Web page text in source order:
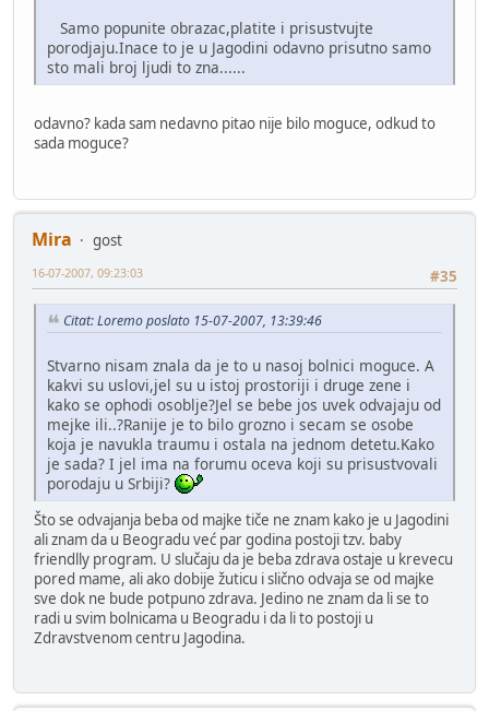
Samo popunite obrazac,platite i prisustvujte
porodjaju.Inace to je u Jagodini odavno prisutno samo
sto mali broj ljudi to zna......
odavno? kada sam nedavno pitao nije bilo moguce, odkud to
sada moguce?
Mira
gost
#35
16-07-2007, 09:23:03
Citat: Loremo poslato 15-07-2007, 13:39:46
Stvarno nisam znala da je to u nasoj bolnici moguce. A
kakvi su uslovi,jel su u istoj prostoriji i druge zene i
kako se ophodi osoblje?Jel se bebe jos uvek odvajaju od
mejke ili..?Ranije je to bilo grozno i secam se osobe
koja je navukla traumu i ostala na jednom detetu.Kako
je sada? I jel ima na forumu oceva koji su prisustvovali
porodaju u Srbiji?
Što se odvajanja beba od majke tiče ne znam kako je u Jagodini
ali znam da u Beogradu već par godina postoji tzv. baby
friendlly program. U slučaju da je beba zdrava ostaje u krevecu
pored mame, ali ako dobije žuticu i slično odvaja se od majke
sve dok ne bude potpuno zdrava. Jedino ne znam da li se to
radi u svim bolnicama u Beogradu i da li to postoji u
Zdravstvenom centru Jagodina.